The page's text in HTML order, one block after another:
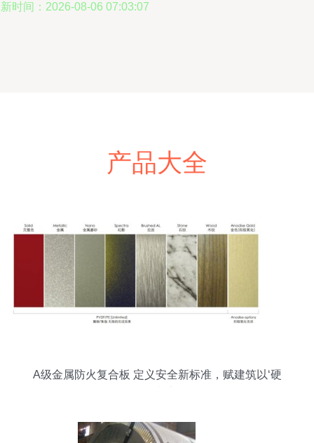
时间：2026-08-06 07:03:07
产品大全
A级金属防火复合板 定义安全新标准，赋建筑以‘硬